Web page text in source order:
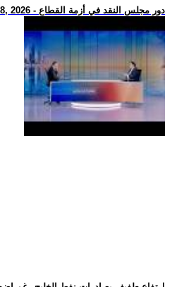
.. Nharkom Said August 08, 2026 - دور مجلس النقد في أزمة القطاع